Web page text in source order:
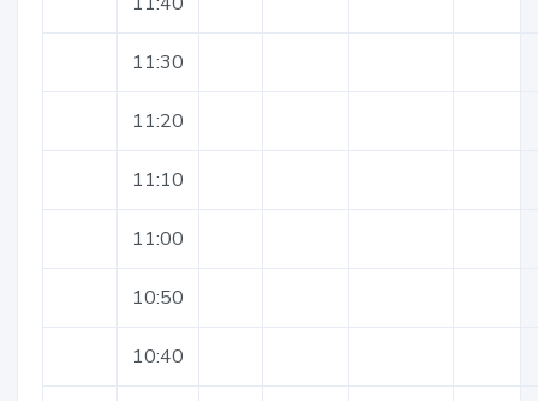
11:30
11:20
11:10
11:00
10:50
10:40